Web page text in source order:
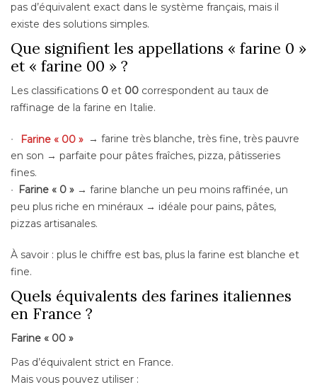
pas d’équivalent exact dans le système français, mais il
existe des solutions simples.
Que signifient les appellations « farine 0 »
et « farine 00 » ?
Les classifications 0 et 00 correspondent au taux de
raffinage de la farine en Italie.
Farine « 00 » → farine très blanche, très fine, très pauvre
en son → parfaite pour pâtes fraîches, pizza, pâtisseries
fines.
Farine « 0 » → farine blanche un peu moins raffinée, un
peu plus riche en minéraux → idéale pour pains, pâtes,
pizzas artisanales.
À savoir : plus le chiffre est bas, plus la farine est blanche et
fine.
Quels équivalents des farines italiennes
en France ?
Farine « 00 »
Pas d’équivalent strict en France.
Mais vous pouvez utiliser :